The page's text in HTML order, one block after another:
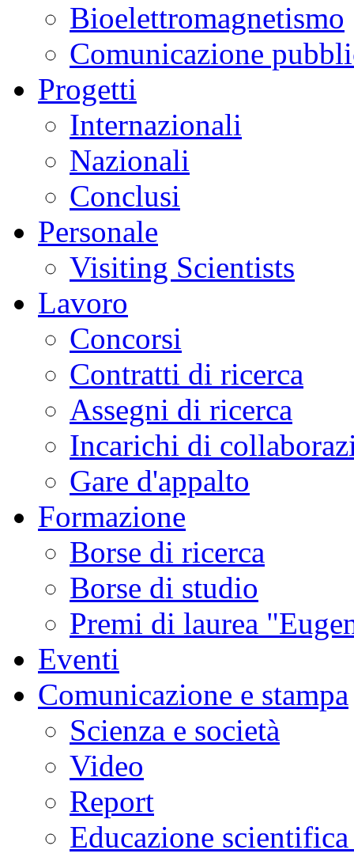
Bioelettromagnetismo
Comunicazione
Progetti
Internazionali
Nazionali
Conclusi
Personale
Visiting Scientists
Lavoro
Concorsi
Contratti di ricerca
Assegni di ricerca
Incarichi di
Gare d'appalto
Formazione
Borse di ricerca
Borse di studio
Premi di laurea
Eventi
Comunicazione e stampa
Scienza e società
Video
Report
Educazione